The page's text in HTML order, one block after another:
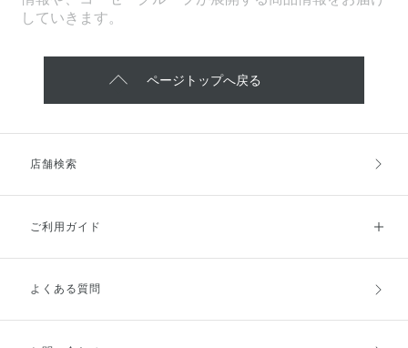
していきます。
ページトップへ戻る
店舗検索
ご利用ガイド
ご利用ガイドトップ
よくある質問